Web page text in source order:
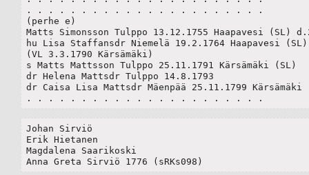
. . . . . . . . . . . . . . . . . . . . . .
(perhe e)
Matts Simonsson Tulppo 13.12.1755 Haapavesi (SL)
hu Lisa Staffansdr Niemelä 19.2.1764 Haapavesi (SL)
(VL 3.3.1790 Kärsämäki)
s Matts Mattsson Tulppo 25.11.1791 Kärsämäki (SL)
dr Helena Mattsdr Tulppo 14.8.1793
dr Caisa Lisa Mattsdr Mäenpää 25.11.1799 Kärsämäki
. . . . . . . . . . . . . . . . . . . . . .
Johan Sirviö
Erik Hietanen
Magdalena Saarikoski
Anna Greta Sirviö 1776 (sRKs098)